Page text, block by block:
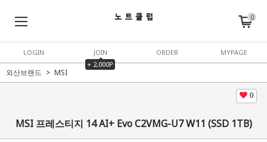
0
LOGIN
JOIN
+ 2,000P
ORDER MYPAGE
외산브랜드 MSI
0
MSI 프레스티지 14 AI+ Evo C2VMG-U7 W11 (SSD 1TB)